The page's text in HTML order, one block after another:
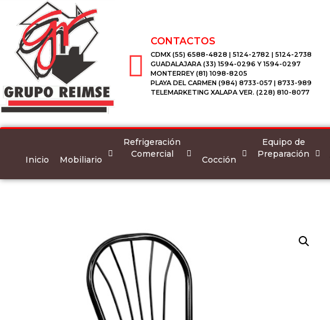
CONTACTOS
CDMX (55) 6588-4828 | 5124-2782 | 5124-2738
GUADALAJARA (33) 1594-0296 Y 1594-0297
MONTERREY (81) 1098-8205
PLAYA DEL CARMEN (984) 8733-057 | 8733-989
TELEMARKETING XALAPA VER. (228) 810-8077
Inicio Mobiliario
Refrigeración
Comercial
Cocción
Equipo de
Preparación